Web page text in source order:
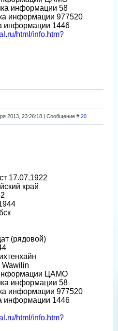
информации 58
информации 977520
информации 1446
html/info.htm?
2013, 23:26:18 | Сообщение # 20
17.07.1922
край
(рядовой)
ЦАМО
информации 58
информации 977520
информации 1446
html/info.htm?